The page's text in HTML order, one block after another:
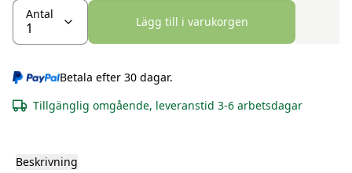
Antal
Lägg till i varukorgen
Betala efter 30 dagar.
Tillgänglig omgående, leveranstid 3-6 arbetsdagar
Beskrivning